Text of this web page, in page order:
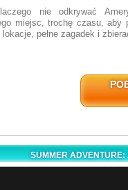
nie odkrywać
miejsc, trochę czasu,
pełne zagadek i
SUMMER